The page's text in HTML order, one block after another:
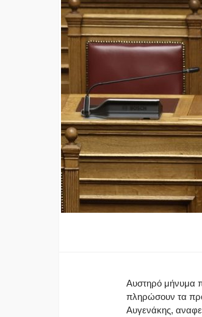
Αυστηρό μήνυμα
πληρώσουν τα
Αυγενάκης,